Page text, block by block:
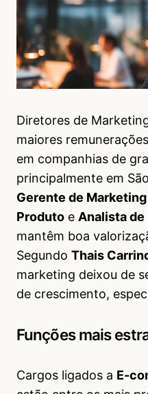
Diretores de
maiores
em companhias de
principalmente em
Gerente de
Produto e Analista
mantêm boa
Segundo Thais
marketing deixou de
de crescimento,
Funções mais
Cargos ligados a E-